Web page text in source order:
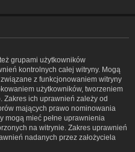
grupami użytkowników
kontrolnych całej witryny. Mogą
z funkcjonowaniem witryny
użytkowników, tworzeniem
Zakres ich uprawnień zależy od
mających prawo nominowania
mogą mieć pełne uprawnienia
na witrynie. Zakres uprawnień
nadanych przez założyciela